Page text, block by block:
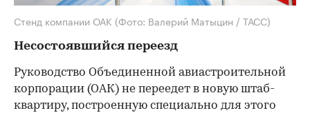
Стенд компании ОАК (Фото: Валерий Матыцин / ТАСС)
Несостоявшийся переезд
Руководство Объединенной авиастроительной
корпорации (ОАК) не переедет в новую штаб-
квартиру, построенную специально для этого